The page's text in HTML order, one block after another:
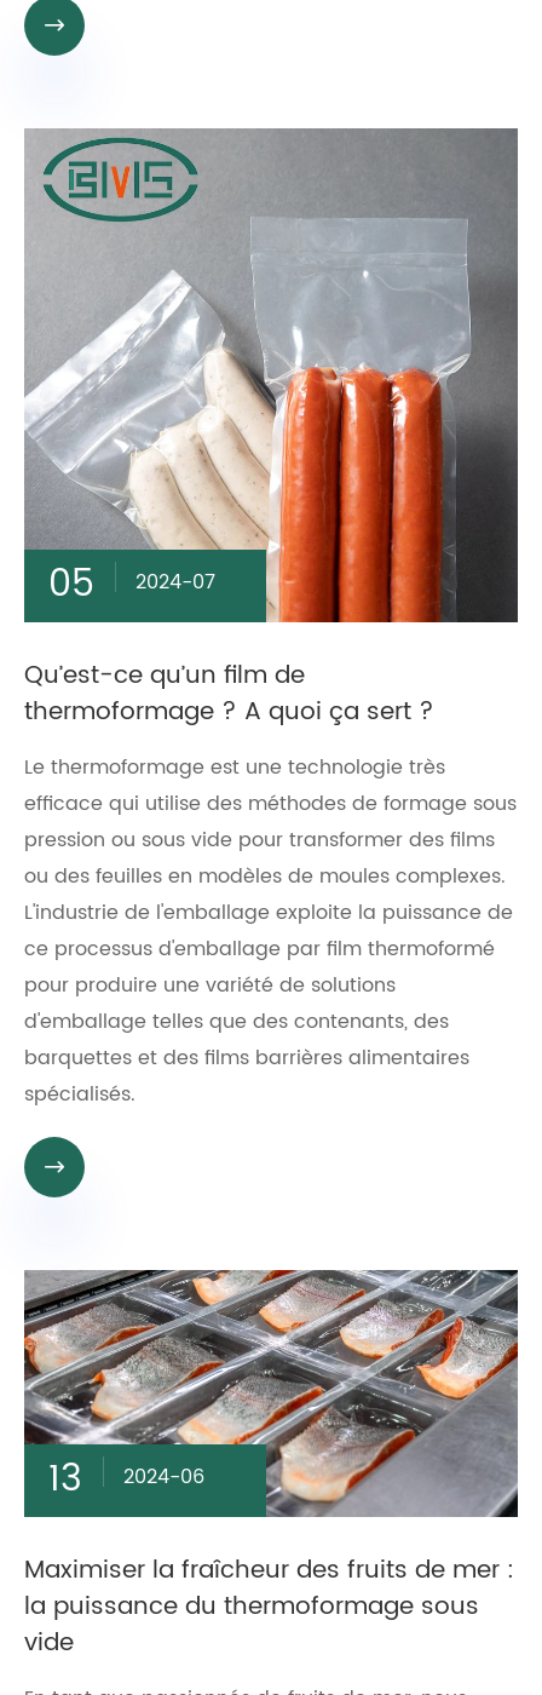

05 2024-07
Qu’est-ce qu’un film de
thermoformage ? A quoi ça sert ?
Le thermoformage est une technologie très
efficace qui utilise des méthodes de formage sous
pression ou sous vide pour transformer des films
ou des feuilles en modèles de moules complexes.
L'industrie de l'emballage exploite la puissance de
ce processus d'emballage par film thermoformé
pour produire une variété de solutions
d'emballage telles que des contenants, des
barquettes et des films barrières alimentaires
spécialisés.

13 2024-06
Maximiser la fraîcheur des fruits de mer :
la puissance du thermoformage sous
vide